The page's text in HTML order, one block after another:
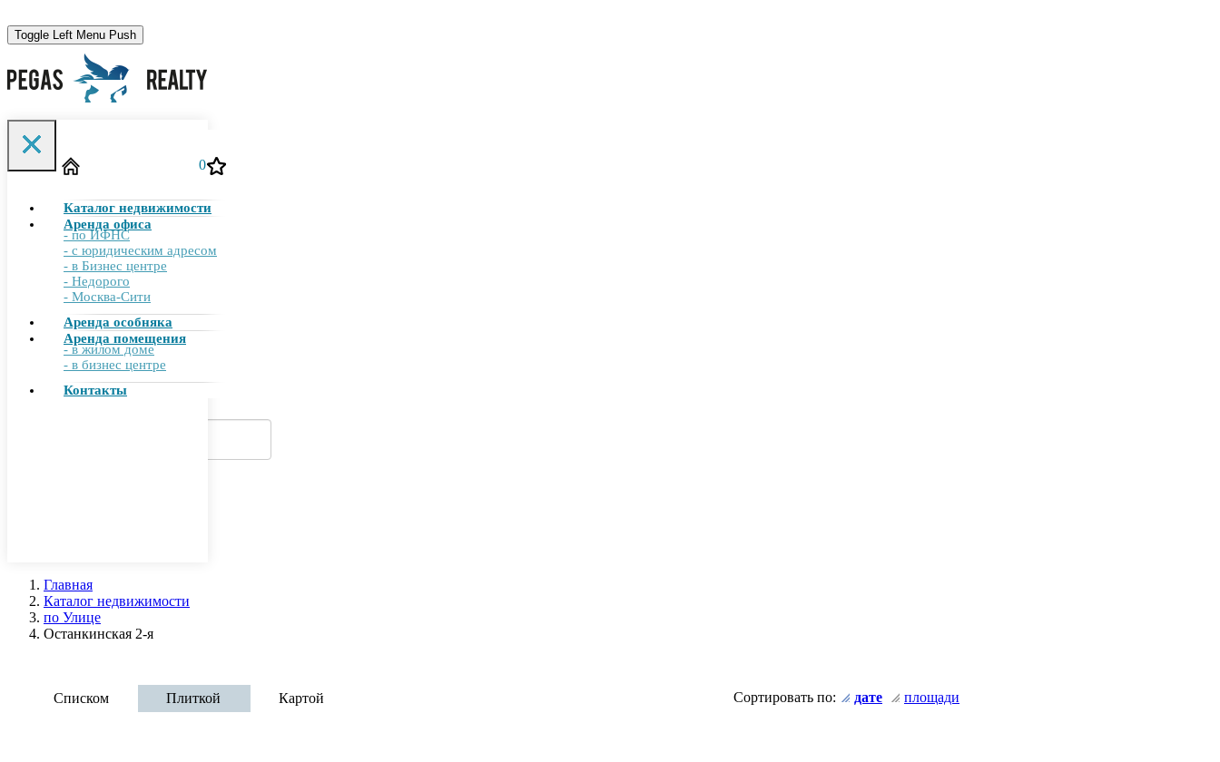
Toggle Left Menu Push
Toggle Filter Push
+7 (495)755-00-10
info@pegasrealty.ru
Отправить заявку
0
Каталог недвижимости
Аренда офиса
- по ИФНС
- с юридическим адресом
- в Бизнес центре
- Недорого
- Москва-Сити
Аренда особняка
Аренда помещения
- в жилом доме
- в бизнес центре
Контакты
Главная
Каталог недвижимости
по Улице
Останкинская 2-я
Списком Плиткой Картой Сортировать по: дате площади